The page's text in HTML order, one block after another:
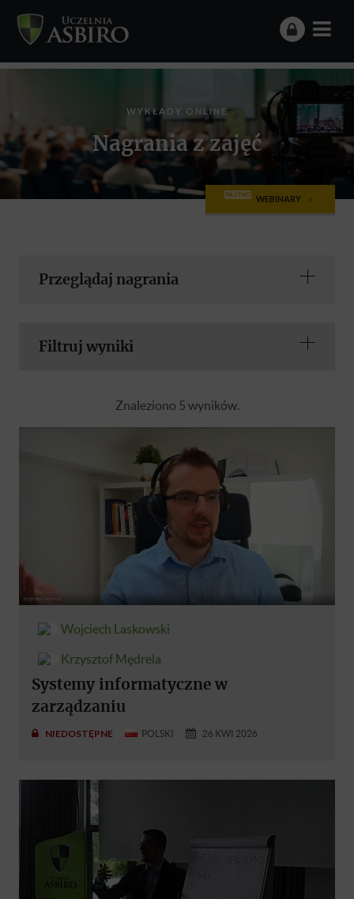
WYKŁADY ONLINE
Nagrania z zajęć
NA ŻYWO WEBINARY
Przeglądaj nagrania
Filtruj wyniki
Znaleziono 5 wyników.
Wojciech Laskowski
Krzysztof Mędrela
Systemy informatyczne w
zarządzaniu
NIEDOSTĘPNE POLSKI 26 KWI 2026